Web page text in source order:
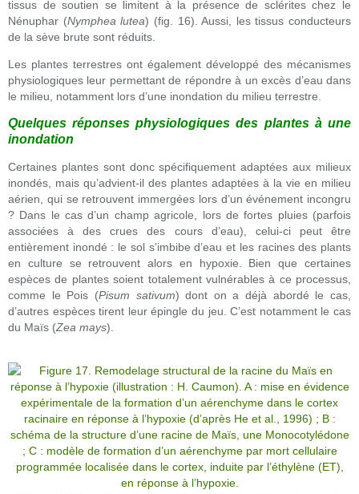
tissus de soutien se limitent à la présence de sclérites chez le
Nénuphar (Nymphea lutea) (fig. 16). Aussi, les tissus conducteurs
de la sève brute sont réduits.
Les plantes terrestres ont également développé des mécanismes
physiologiques leur permettant de répondre à un excès d’eau dans
le milieu, notamment lors d’une inondation du milieu terrestre.
Quelques réponses physiologiques des plantes à une
inondation
Certaines plantes sont donc spécifiquement adaptées aux milieux
inondés, mais qu’advient-il des plantes adaptées à la vie en milieu
aérien, qui se retrouvent immergées lors d’un événement incongru
? Dans le cas d’un champ agricole, lors de fortes pluies (parfois
associées à des crues des cours d’eau), celui-ci peut être
entièrement inondé : le sol s’imbibe d’eau et les racines des plants
en culture se retrouvent alors en hypoxie. Bien que certaines
espèces de plantes soient totalement vulnérables à ce processus,
comme le Pois (Pisum sativum) dont on a déjà abordé le cas,
d’autres espèces tirent leur épingle du jeu. C’est notamment le cas
du Maïs (Zea mays).